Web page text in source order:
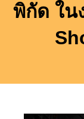
พิกัด ใน